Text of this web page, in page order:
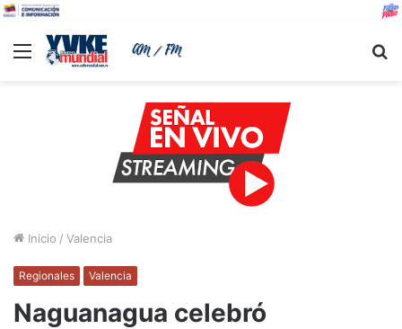
Menu
Inicio / Valencia
Regionales Valencia
Naguanagua celebró